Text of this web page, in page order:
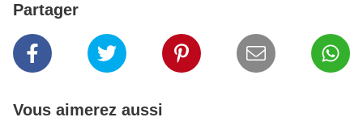
Partager
Vous aimerez aussi